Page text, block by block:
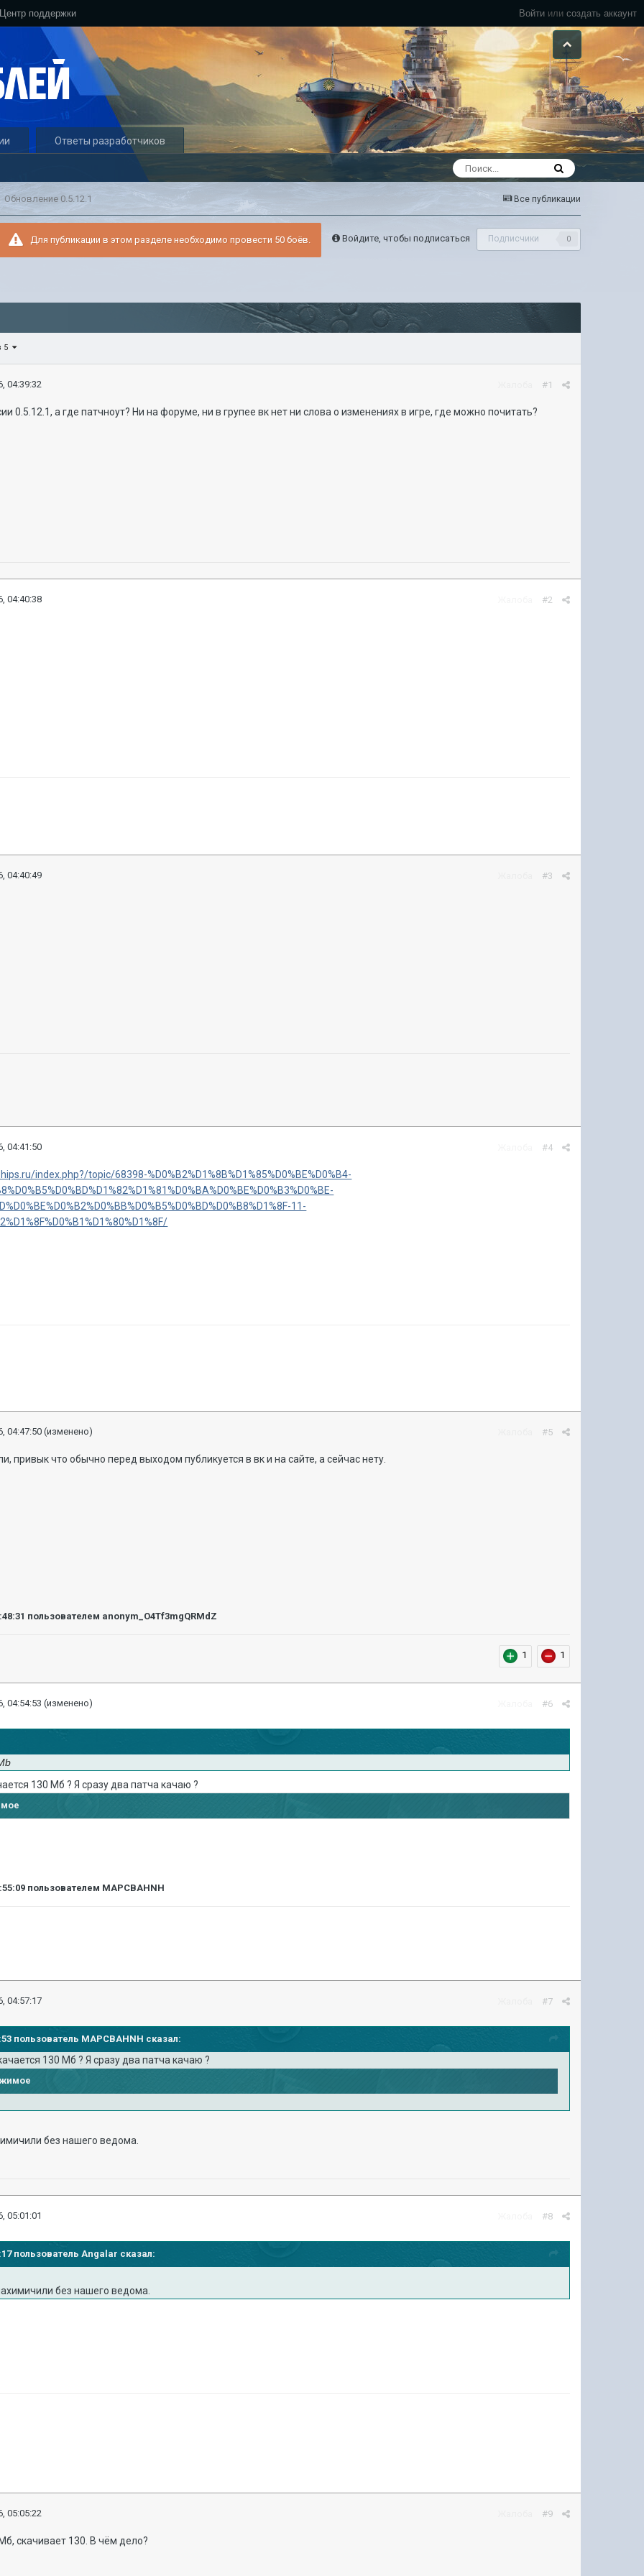
Войти или создать аккаунт
Центр поддержки
Ответы разработчиков
Все публикации
Обновление 0.5.12.1
Войдите, чтобы подписаться Подписчики 0
Для публикации в этом разделе необходимо провести 50 боёв.
5
#1
04:39:32
0.5.12.1, а где патчноут? Ни на форуме, ни в групее вк нет ни слова о изменениях в игре, где можно почитать?
#2
04:40:38
#3
04:40:49
#4
04:41:50
index.php?/topic/68398-%D0%B2%D1%8B%D1%85%D0%BE%D0%B4-
11-
#5
04:47:50 (изменено)
привык что обычно перед выходом публикуется в вк и на сайте, а сейчас нету.
пользователем anonym_O4Tf3mgQRMdZ
1 1
#6
04:54:53 (изменено)
130 Мб ? Я сразу два патча качаю ?
пользователем MAPCBAHNH
#7
04:57:17
пользователь MAPCBAHNH сказал:
130 Мб ? Я сразу два патча качаю ?
без нашего ведома.
#8
05:01:01
пользователь Angalar сказал:
без нашего ведома.
#9
05:05:22
скачивает 130. В чём дело?